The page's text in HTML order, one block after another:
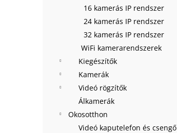
16 kamerás IP rendszer
24 kamerás IP rendszer
32 kamerás IP rendszer
WiFi kamerarendszerek
Kiegészítők
Kamerák
Videó rögzítők
Álkamerák
Okosotthon
Videó kaputelefon és csengő